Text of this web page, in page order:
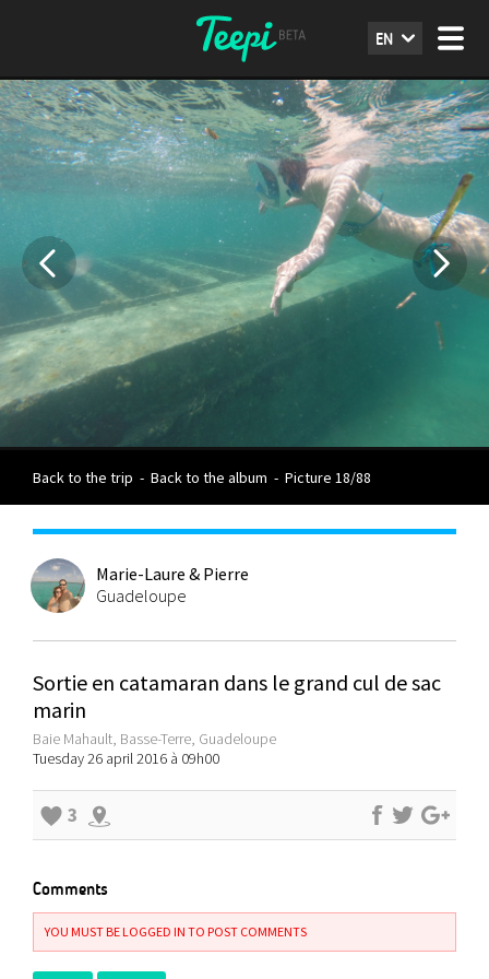
EN
Back to the trip - Back to the album - Picture 18/88
Marie-Laure & Pierre
Guadeloupe
Sortie en catamaran dans le grand cul de sac
marin
Baie Mahault, Basse-Terre, Guadeloupe
Tuesday 26 april 2016 à 09h00
3
Comments
YOU MUST BE LOGGED IN TO POST COMMENTS